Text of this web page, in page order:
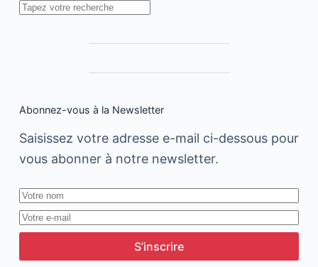
Rechercher
Abonnez-vous à la Newsletter
Saisissez votre adresse e-mail ci-dessous pour
vous abonner à notre newsletter.
S’inscrire